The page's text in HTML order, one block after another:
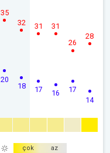
20
35
18
32
17
31
16
31
17
26
14
28
çok az